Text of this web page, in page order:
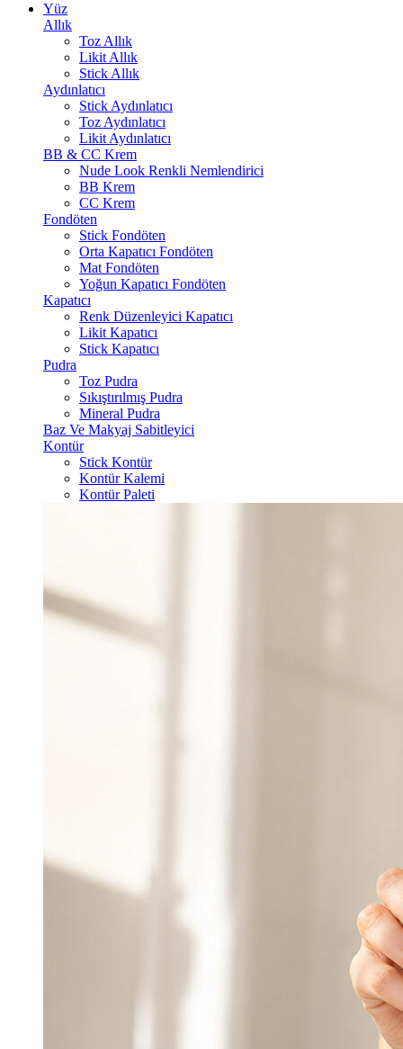
Yüz
Allık
Toz Allık
Likit Allık
Stick Allık
Aydınlatıcı
Stick Aydınlatıcı
Toz Aydınlatıcı
Likit Aydınlatıcı
BB & CC Krem
Nude Look Renkli Nemlendirici
BB Krem
CC Krem
Fondöten
Stick Fondöten
Orta Kapatıcı Fondöten
Mat Fondöten
Yoğun Kapatıcı Fondöten
Kapatıcı
Renk Düzenleyici Kapatıcı
Likit Kapatıcı
Stick Kapatıcı
Pudra
Toz Pudra
Sıkıştırılmış Pudra
Mineral Pudra
Baz Ve Makyaj Sabitleyici
Kontür
Stick Kontür
Kontür Kalemi
Kontür Paleti